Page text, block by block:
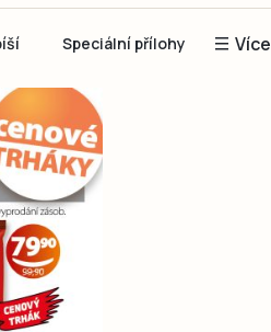
Obnovit heslo
se
se přes Facebook
chci se
Prachaticko
Speciální přílohy Více